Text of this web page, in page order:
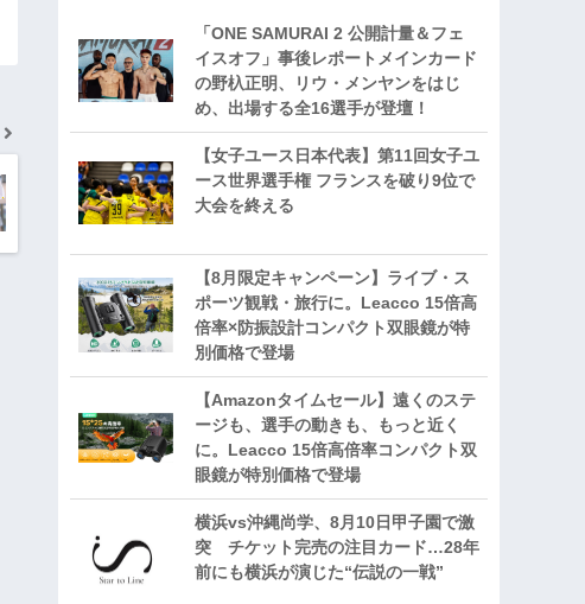
「ONE SAMURAI 2 公開計量＆フェ
イスオフ」事後レポートメインカード
の野杁正明、リウ・メンヤンをはじ
め、出場する全16選手が登壇！
【女子ユース日本代表】第11回女子ユ
ース世界選手権 フランスを破り9位で
大会を終える
【8月限定キャンペーン】ライブ・ス
ポーツ観戦・旅行に。Leacco 15倍高
倍率×防振設計コンパクト双眼鏡が特
別価格で登場
【Amazonタイムセール】遠くのステ
ージも、選手の動きも、もっと近く
に。Leacco 15倍高倍率コンパクト双
眼鏡が特別価格で登場
横浜vs沖縄尚学、8月10日甲子園で激
突 チケット完売の注目カード…28年
前にも横浜が演じた“伝説の一戦”